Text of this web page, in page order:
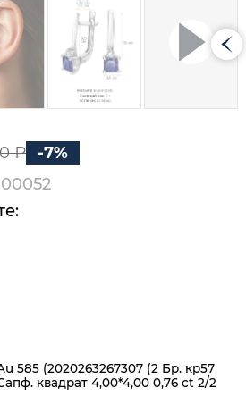
₽
-7%
585 (2020263267307 (2 Бр. кр57
квадрат 4,00*4,00 0,76 ct 2/2